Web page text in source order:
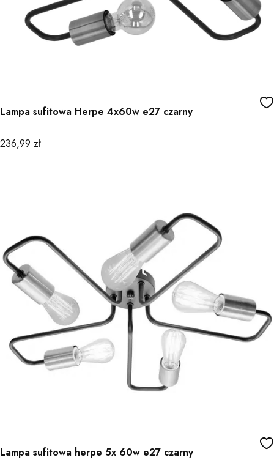
Lampa sufitowa Herpe 4x60w e27 czarny
Cena
236,99 zł
Lampa sufitowa herpe 5x 60w e27 czarny